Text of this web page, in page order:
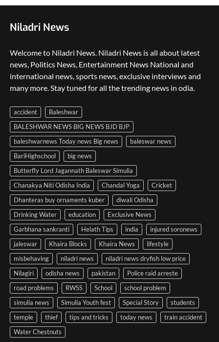
Niladri News
Welcome to Niladri News. Niladri News is all about latest
news, Politics News, Entertainment News National and
international news, sports news, exclusive interviews and
many more. Stay tuned for all the trending news in odia.
accident
Baleshwar
BALESHWAR NEWS BIG NEWS BJD BJP
baleshwarnews Today news Big news
baleswar news
BariHighschool
big news
Butterfly Lord Jagannath Baleswar Simulia
Chanakya Niti Odisha India
Chandal Yoga
Cricket
Dhanteras buy ornaments kuber
diwali Odisha
Drinking Water
education
Exclusive News
Garbhana sankranti
Helath Tips india
injured soronews
jaleswar
Khaira Blocks Khaira News
lifestyle
misbehaving
niladri news
niladri news dryfish low price
Nilagiri
odisha news pakistan
Police raid arreste
road problems
RWSS School
school problem
simulia news
Simulia Youth fest Special Story
students
temple
thief tips and tricks today news
train accident
Water Chestnuts